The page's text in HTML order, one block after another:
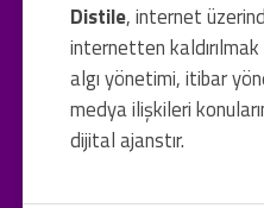
Distile, internet
internetten
algı yönetimi, itibar
medya ilişkileri
dijital ajanstır.